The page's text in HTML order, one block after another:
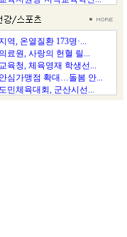
역, 온열질환 173명·...
료원, 사랑의 헌혈 릴...
육청, 체육영재 학생선...
심가맹점 확대…돌봄 안...
민체육대회, 군산시선...